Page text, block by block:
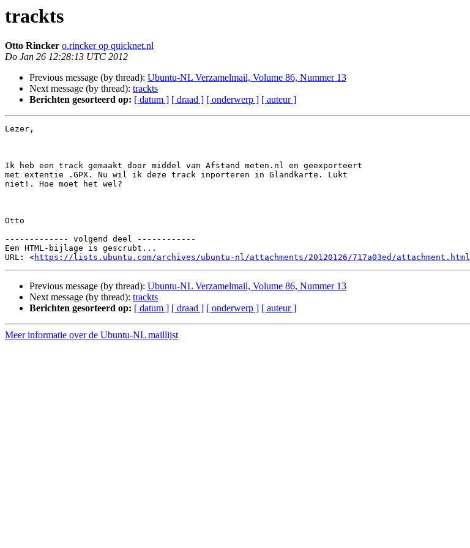
trackts
Otto Rincker o.rincker op quicknet.nl
Do Jan 26 12:28:13 UTC 2012
Previous message (by thread): Ubuntu-NL Verzamelmail, Volume 86, Nummer 13
Next message (by thread): trackts
Berichten gesorteerd op: [ datum ] [ draad ] [ onderwerp ] [ auteur ]
Lezer,
Ik heb een track gemaakt door middel van Afstand meten.nl en geexporteert
met extentie .GPX. Nu wil ik deze track inporteren in Glandkarte. Lukt
niet!. Hoe moet het wel?
Otto
------------- volgend deel ------------
Een HTML-bijlage is gescrubt...
URL: <https://lists.ubuntu.com/archives/ubuntu-nl/attachments/20120126/717a03ed/attachment.html
Previous message (by thread): Ubuntu-NL Verzamelmail, Volume 86, Nummer 13
Next message (by thread): trackts
Berichten gesorteerd op: [ datum ] [ draad ] [ onderwerp ] [ auteur ]
Meer informatie over de Ubuntu-NL maillijst